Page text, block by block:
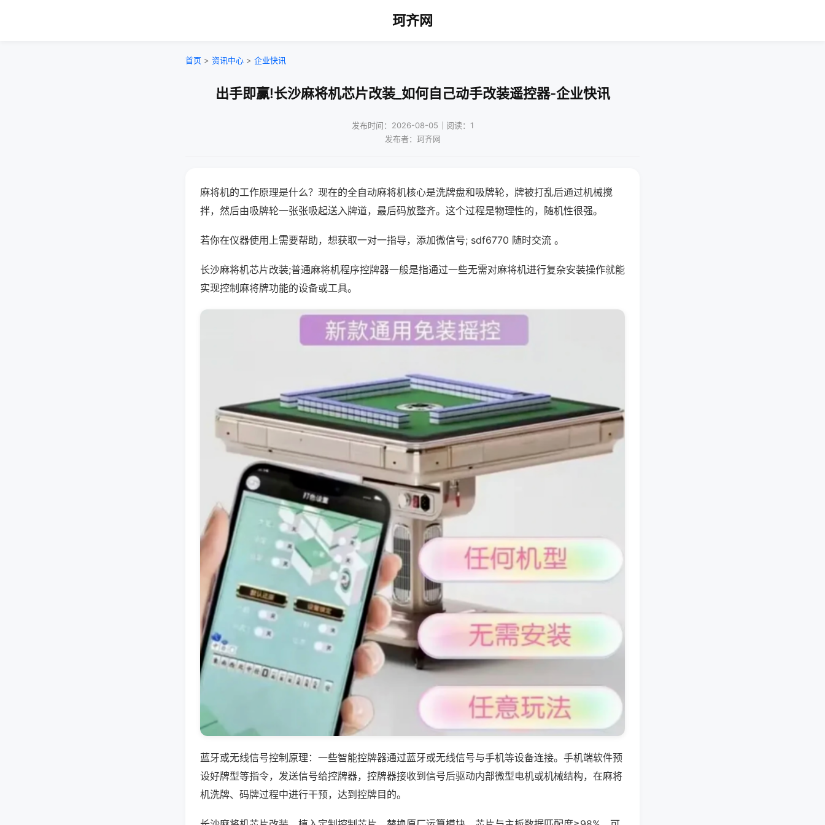
珂齐网
首页 > 资讯中心 > 企业快讯
出手即赢!长沙麻将机芯片改装_如何自己动手改装遥控器-企业快讯
发布时间：2026-08-05｜阅读：1
发布者：珂齐网
麻将机的工作原理是什么？现在的全自动麻将机核心是洗牌盘和吸牌轮，牌被打乱后通过机械搅
拌，然后由吸牌轮一张张吸起送入牌道，最后码放整齐。这个过程是物理性的，随机性很强。
若你在仪器使用上需要帮助，想获取一对一指导，添加微信号; sdf6770 随时交流 。
长沙麻将机芯片改装;普通麻将机程序控牌器一般是指通过一些无需对麻将机进行复杂安装操作就能
实现控制麻将牌功能的设备或工具。
蓝牙或无线信号控制原理：一些智能控牌器通过蓝牙或无线信号与手机等设备连接。手机端软件预
设好牌型等指令，发送信号给控牌器，控牌器接收到信号后驱动内部微型电机或机械结构，在麻将
机洗牌、码牌过程中进行干预，达到控牌目的。